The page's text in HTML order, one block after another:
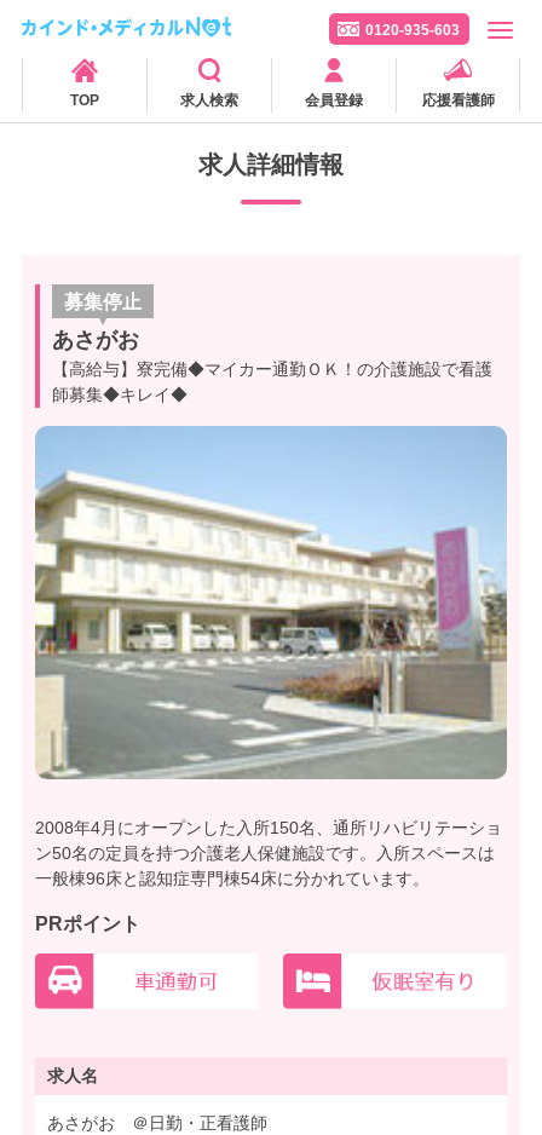
0120-935-603
TOP 求人検索 会員登録 応援看護師
求人詳細情報
募集停止
あさがお
【高給与】寮完備◆マイカー通勤ＯＫ！の介護施設で看護
師募集◆キレイ◆
2008年4月にオープンした入所150名、通所リハビリテーショ
ン50名の定員を持つ介護老人保健施設です。入所スペースは
一般棟96床と認知症専門棟54床に分かれています。
PRポイント
求人名
あさがお ＠日勤・正看護師